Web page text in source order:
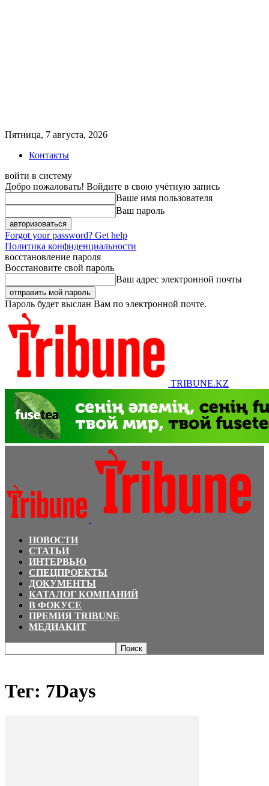
Пятница, 7 августа, 2026
Контакты
войти в систему
Добро пожаловать! Войдите в свою учётную запись
Ваше имя пользователя
Ваш пароль
Forgot your password? Get help
Политика конфиденциальности
восстановление пароля
Восстановите свой пароль
Ваш адрес электронной почты
Пароль будет выслан Вам по электронной почте.
TRIBUNE.KZ
НОВОСТИ
СТАТЬИ
ИНТЕРВЬЮ
СПЕЦПРОЕКТЫ
ДОКУМЕНТЫ
КАТАЛОГ КОМПАНИЙ
В ФОКУСЕ
ПРЕМИЯ TRIBUNE
МЕДИАКИТ
Тег: 7Days